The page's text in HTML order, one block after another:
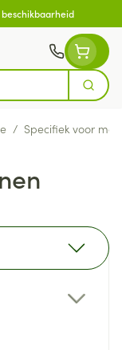
Zoek
/ Specifiek voor